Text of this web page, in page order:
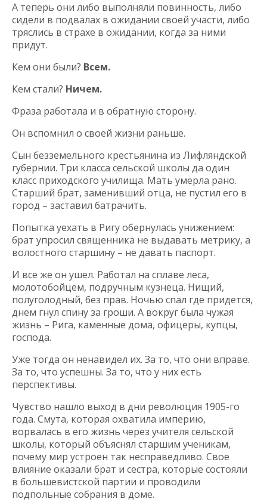
А теперь они либо выполняли повинность, либо
сидели в подвалах в ожидании своей участи, либо
тряслись в страхе в ожидании, когда за ними
придут.
Кем они были? Всем.
Кем стали? Ничем.
Фраза работала и в обратную сторону.
Он вспомнил о своей жизни раньше.
Сын безземельного крестьянина из Лифляндской
губернии. Три класса сельской школы да один
класс приходского училища. Мать умерла рано.
Старший брат, заменивший отца, не пустил его в
город – заставил батрачить.
Попытка уехать в Ригу обернулась унижением:
брат упросил священника не выдавать метрику, а
волостного старшину – не давать паспорт.
И все же он ушел. Работал на сплаве леса,
молотобойцем, подручным кузнеца. Нищий,
полуголодный, без прав. Ночью спал где придется,
днем гнул спину за гроши. А вокруг была чужая
жизнь – Рига, каменные дома, офицеры, купцы,
господа.
Уже тогда он ненавидел их. За то, что они вправе.
За то, что успешны. За то, что у них есть
перспективы.
Чувство нашло выход в дни революция 1905-го
года. Смута, которая охватила империю,
ворвалась в его жизнь через учителя сельской
школы, который объяснял старшим ученикам,
почему мир устроен так несправедливо. Свое
влияние оказали брат и сестра, которые состояли
в большевистской партии и проводили
подпольные собрания в доме.